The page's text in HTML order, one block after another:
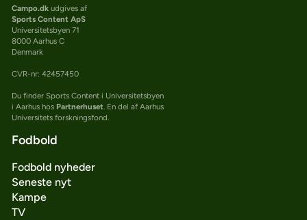
Campo.dkudgives af
Sports Content ApS
Universitetsbyen 71
8000 Aarhus C
Denmark
CVR-nr: 42457450
Du finder Sports Content i Universitetsbyen
i Aarhus hos Partnerhuset. En del af Aarhus
Universitets forskningsfond.
Fodbold
Fodbold nyheder
Seneste nyt
Kampe
TV